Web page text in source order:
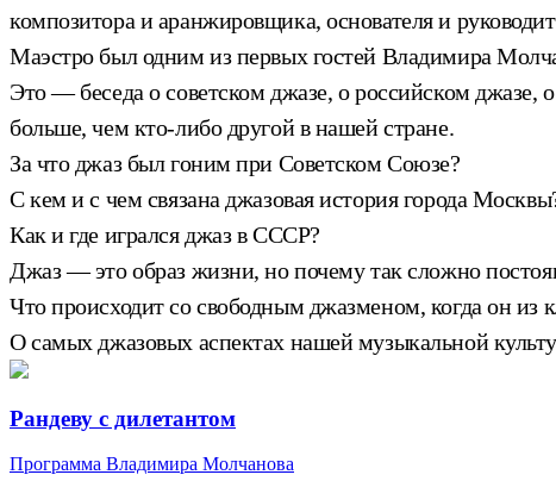
композитора и аранжировщика, основателя и
Маэстро был одним из первых гостей Владимира
Это — беседа о советском джазе, о российском джазе,
больше, чем кто-либо другой в нашей стране.
За что джаз был гоним при Советском Союзе?
С кем и с чем связана джазовая история города
Как и где игрался джаз в СССР?
Джаз — это образ жизни, но почему так сложно
Что происходит со свободным джазменом, когда он из
О самых джазовых аспектах нашей музыкальной
Рандеву с дилетантом
Программа Владимира Молчанова